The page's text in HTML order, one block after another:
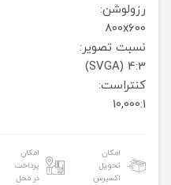
رزولوشن:
800x600
نسبت تصویر:
4:3 (SVGA)
کنتراست:
10,000:1
امکان
تحویل
اکسپرس
امکان
پرداخت
در محل